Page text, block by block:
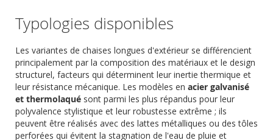
Typologies disponibles
Les variantes de chaises longues d'extérieur se différencient
principalement par la composition des matériaux et le design
structurel, facteurs qui déterminent leur inertie thermique et
leur résistance mécanique. Les modèles en acier galvanisé
et thermolaqué sont parmi les plus répandus pour leur
polyvalence stylistique et leur robustesse extrême ; ils
peuvent être réalisés avec des lattes métalliques ou des tôles
perforées qui évitent la stagnation de l'eau de pluie et